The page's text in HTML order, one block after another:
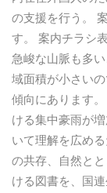
の支援を行う。
す。 案内チラシ
急峻な山脈も多
域面積が小さい
傾向にあります
ける集中豪雨が
いて理解を広め
の共存、自然と
ける図書を、国